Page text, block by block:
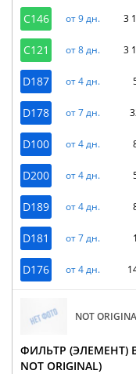
C146
от 9 дн. 3
C121 от 8 дн. 3
D187 от 4 дн.
D178 от 7 дн.
D100 от 4 дн.
D200 от 4 дн.
D189 от 4 дн.
D181 от 7 дн.
D176 от 4 дн.
NOT
ФИЛЬТР (ЭЛЕМЕНТ)
NOT ORIGINAL)